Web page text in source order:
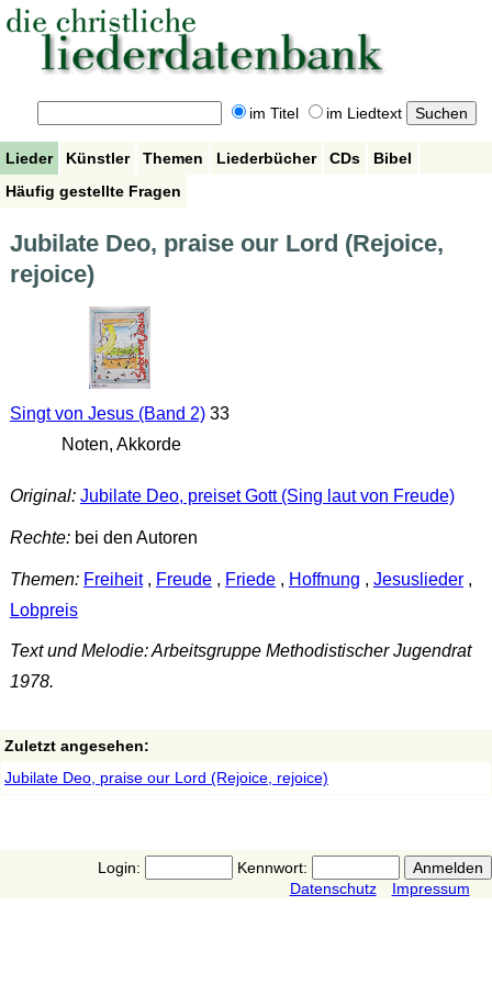
im Titel im Liedtext
Lieder Künstler Themen Liederbücher CDs
Bibel
Häufig gestellte Fragen
Jubilate Deo, praise our Lord (Rejoice,
rejoice)
Singt von Jesus (Band 2)33
Noten, Akkorde
Original: Jubilate Deo, preiset Gott (Sing laut von Freude)
Rechte:bei den Autoren
Themen: Freiheit, Freude, Friede, Hoffnung , Jesuslieder,
Lobpreis
Text und Melodie: Arbeitsgruppe Methodistischer Jugendrat
1978.
Zuletzt angesehen:
Jubilate Deo, praise our Lord (Rejoice, rejoice)
Login:
Kennwort:
Datenschutz
Impressum